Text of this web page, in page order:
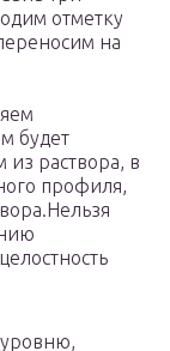
отметку
на
будет
из раствора, в
профиля,
уровню,